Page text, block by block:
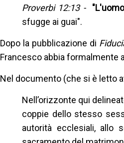
Proverbi 12:13 -
sfugge ai guai".
Dopo la pubblicazione di
Francesco abbia formalmente
Nel documento (che si è letto
Nell’orizzonte qui
coppie dello stesso
autorità ecclesiali, allo